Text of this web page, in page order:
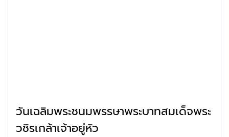
วันเฉลิมพระชนมพรรษาพระบาทสมเด็จพระ
วชิรเกล้าเจ้าอยู่หัว